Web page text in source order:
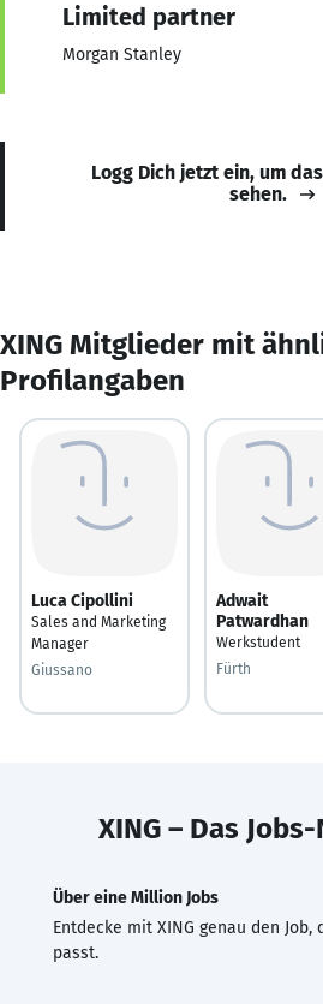
Limited partner
Morgan Stanley
Logg Dich jetzt ein, um
sehen.
XING Mitglieder mit
Profilangaben
Luca Cipollini
Sales and Marketing
Manager
Giussano
Adwait
Patwardhan
Werkstudent
Fürth
XING – Das
Über eine Million Jobs
Entdecke mit XING genau den
passt.